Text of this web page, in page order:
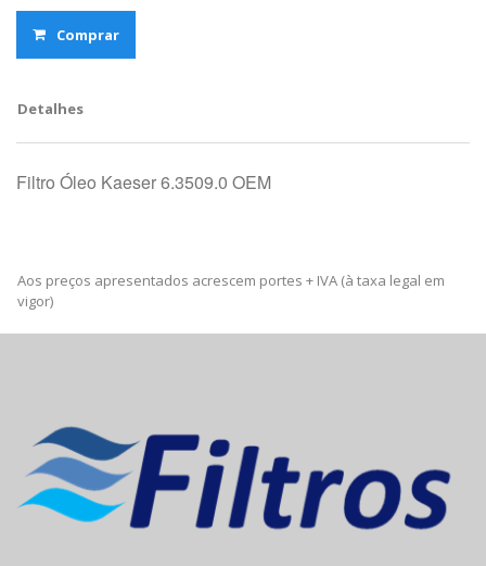
Comprar
Detalhes
Filtro Óleo Kaeser 6.3509.0 OEM
Aos preços apresentados acrescem portes + IVA (à taxa legal em
vigor)